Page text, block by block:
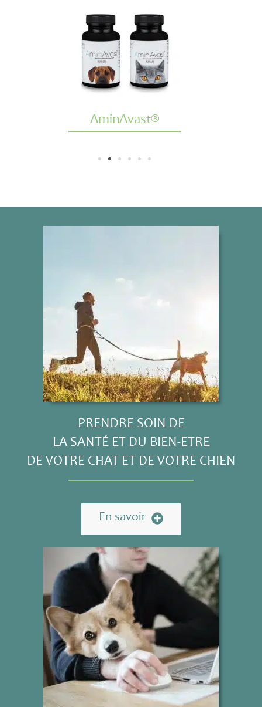
AminAvast®
PRENDRE SOIN DE
LA SANTÉET DU BIEN-ETRE
DE VOTRE CHAT ET DE VOTRE CHIEN
En savoir